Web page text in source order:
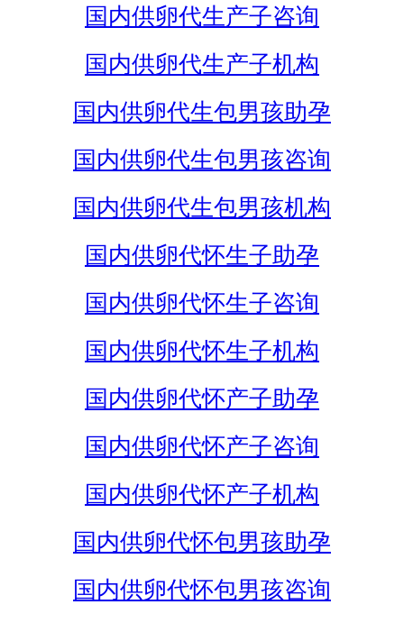
国内供卵代生产子咨询
国内供卵代生产子机构
国内供卵代生包男孩助孕
国内供卵代生包男孩咨询
国内供卵代生包男孩机构
国内供卵代怀生子助孕
国内供卵代怀生子咨询
国内供卵代怀生子机构
国内供卵代怀产子助孕
国内供卵代怀产子咨询
国内供卵代怀产子机构
国内供卵代怀包男孩助孕
国内供卵代怀包男孩咨询